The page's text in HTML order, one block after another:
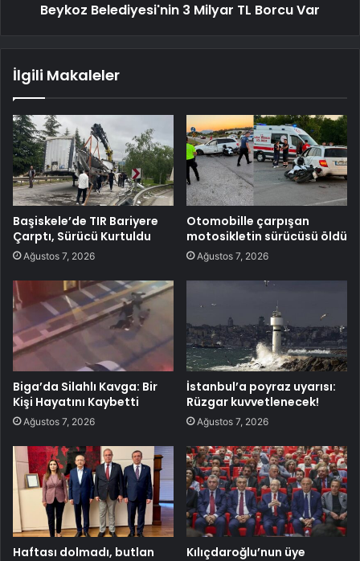
Beykoz Belediyesi'nin 3 Milyar TL Borcu Var
İlgili Makaleler
Başiskele’de TIR Bariyere
Çarptı, Sürücü Kurtuldu
Ağustos 7, 2026
Otomobille çarpışan
motosikletin sürücüsü öldü
Ağustos 7, 2026
Biga’da Silahlı Kavga: Bir
Kişi Hayatını Kaybetti
Ağustos 7, 2026
İstanbul’a poyraz uyarısı:
Rüzgar kuvvetlenecek!
Ağustos 7, 2026
Haftası dolmadı, butlan
Kılıçdaroğlu’nun üye